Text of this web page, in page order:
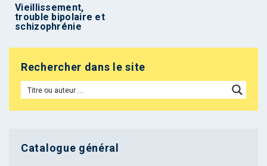
Vieillissement,
trouble bipolaire et
schizophrénie
Rechercher dans le site
Catalogue général